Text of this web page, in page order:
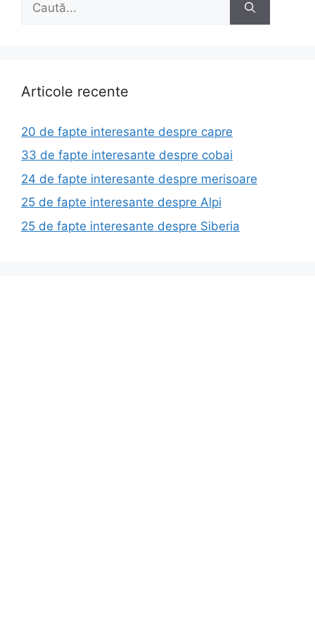
după:
Articole recente
20 de fapte interesante despre capre
33 de fapte interesante despre cobai
24 de fapte interesante despre merisoare
25 de fapte interesante despre Alpi
25 de fapte interesante despre Siberia